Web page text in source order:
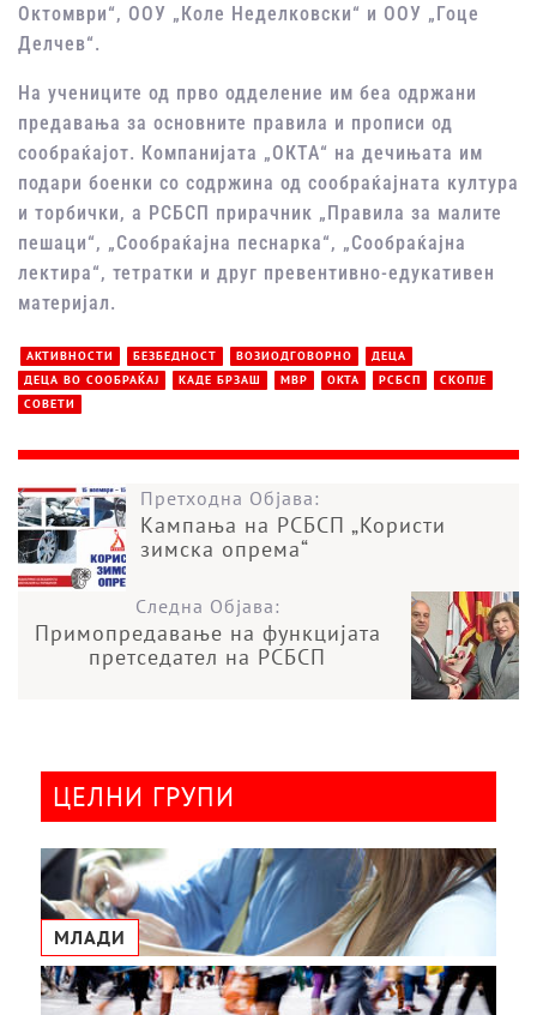
Октомври“, ООУ „Коле Неделковски“ и ООУ „Гоце
Делчев“.
На учениците од прво одделение им беа одржани
предавања за основните правила и прописи од
сообраќајот. Компанијата „ОКТА“ на дечињата им
подари боенки со содржина од сообраќајната култура
и торбички, а РСБСП прирачник „Правила за малите
пешаци“, „Сообраќајна песнарка“, „Сообраќајна
лектира“, тетратки и друг превентивно-едукативен
материјал.
АКТИВНОСТИ БЕЗБЕДНОСТ ВОЗИОДГОВОРНО
ДЕЦА
ДЕЦА ВО СООБРАЌАЈ
КАДЕ БРЗАШ МВР ОКТА РСБСП
СКОПЈЕ
СОВЕТИ
Претходна Објава:
Кампања на РСБСП „Користи
зимска опрема“
Следна Објава:
Примопредавање на функцијата
претседател на РСБСП
ЦЕЛНИ ГРУПИ
МЛАДИ